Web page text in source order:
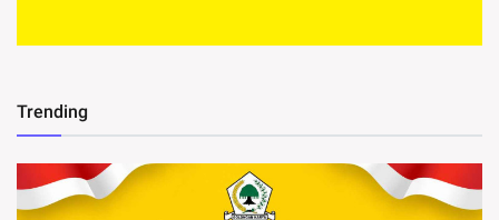
Trending